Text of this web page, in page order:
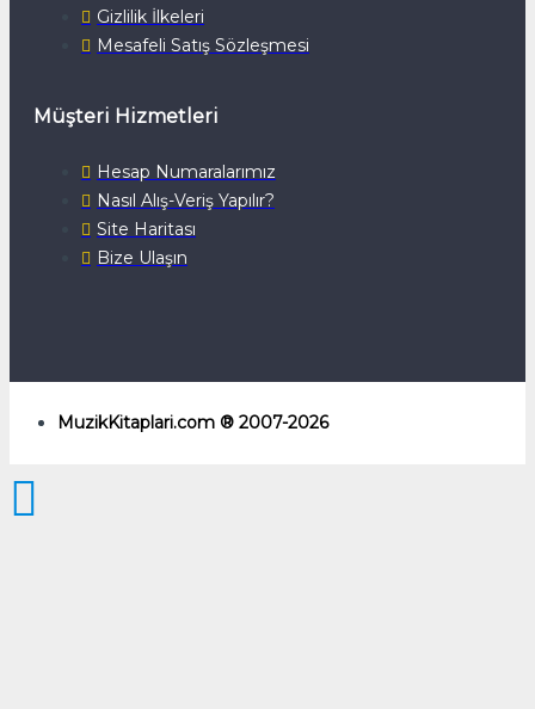
Gizlilik İlkeleri
Mesafeli Satış Sözleşmesi
Müşteri Hizmetleri
Hesap Numaralarımız
Nasıl Alış-Veriş Yapılır?
Site Haritası
Bize Ulaşın
MuzikKitaplari.com ® 2007-2026